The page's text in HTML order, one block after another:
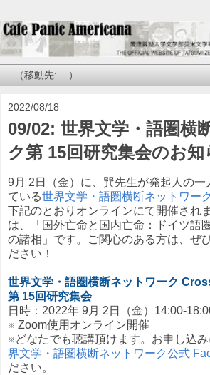
2022/08/18
09/02: 世界文学・語圏横
ク第 15回研究集会のお知
9月 2日（金）に、巽先生が発起人の一
ている世界文学・語圏横断ネットワー
下記のとおりオンラインにて開催され
は、「国外亡命と国内亡命：ドイツ語
の諸相」です。ご関心のある方は、ぜ
ださい！
世界文学・語圏横断ネットワーク
第 15回研究集会
日時：2022年 9月 2日（金）14:00-
※ Zoom使用オンライン開催
※どなたでも聴講頂けます。お申し込み
界文学・語圏横断ネットワーク公式
ださい。